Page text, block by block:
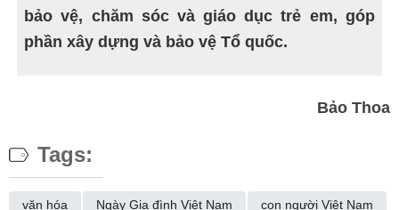
bảo vệ, chăm sóc và giáo dục trẻ em, góp
phần xây dựng và bảo vệ Tổ quốc.
Bảo Thoa
Tags:
văn hóa Ngày Gia đình Việt Nam con người Việt Nam